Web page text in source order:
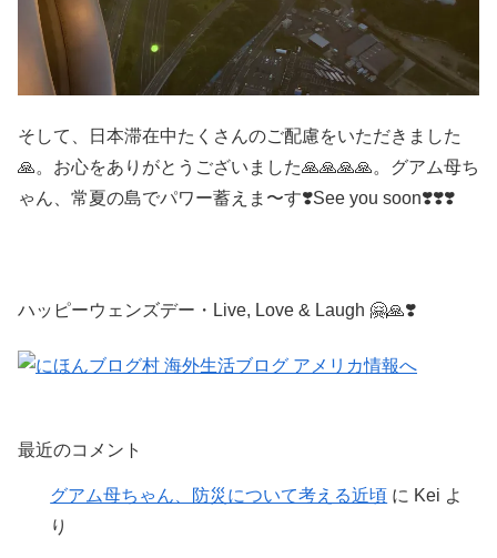
そして、日本滞在中たくさんのご配慮をいただきました
🙏。お心をありがとうございました🙏🙏🙏🙏。グアム母ち
ゃん、常夏の島でパワー蓄えま〜す❣️See you soon❣️❣️❣️
ハッピーウェンズデー・Live, Love & Laugh 🤗🙏❣️
最近のコメント
グアム母ちゃん、防災について考える近頃 に Kei よ
り